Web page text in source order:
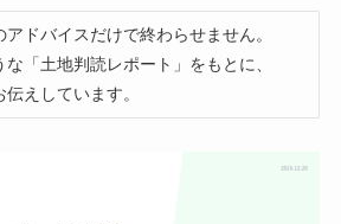
ドバイスだけで終わらせません。
「土地判読レポート」をもとに、